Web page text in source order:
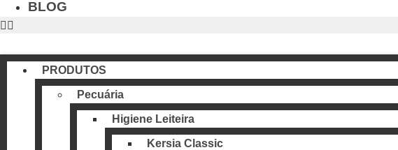
BLOG
PRODUTOS
Pecuária
Higiene Leiteira
Kersia Classic